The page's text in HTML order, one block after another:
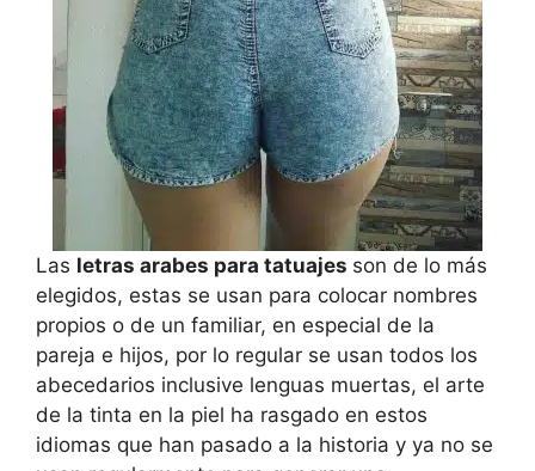
Las letras arabes para tatuajes son de lo más
elegidos, estas se usan para colocar nombres
propios o de un familiar, en especial de la
pareja e hijos, por lo regular se usan todos los
abecedarios inclusive lenguas muertas, el arte
de la tinta en la piel ha rasgado en estos
idiomas que han pasado a la historia y ya no se